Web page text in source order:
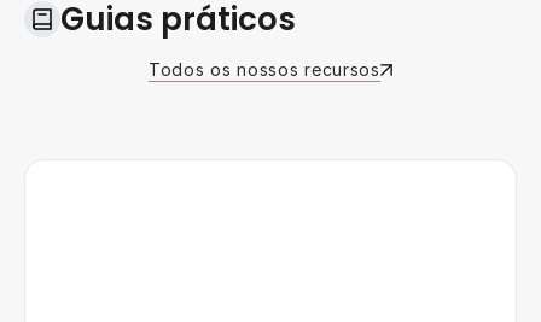
Guias práticos
Todos os nossos recursos